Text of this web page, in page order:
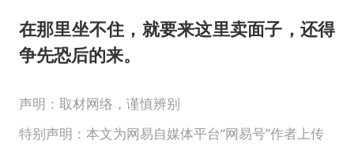
在那里坐不住，就要来这里卖面子，还得
争先恐后的来。
声明：取材网络，谨慎辨别
特别声明：本文为网易自媒体平台“网易号”作者上传